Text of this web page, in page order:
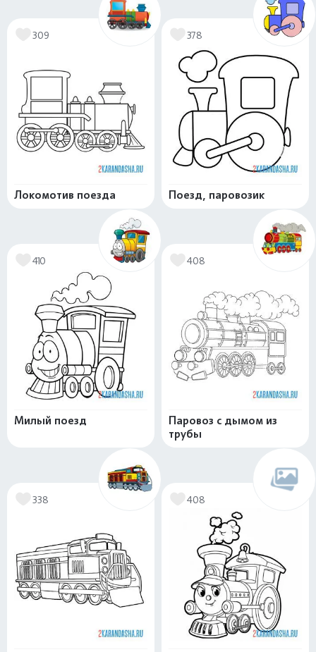
309
Локомотив поезда
378
Поезд, паровозик
410
Милый поезд
408
Паровоз с дымом из
трубы
338 408